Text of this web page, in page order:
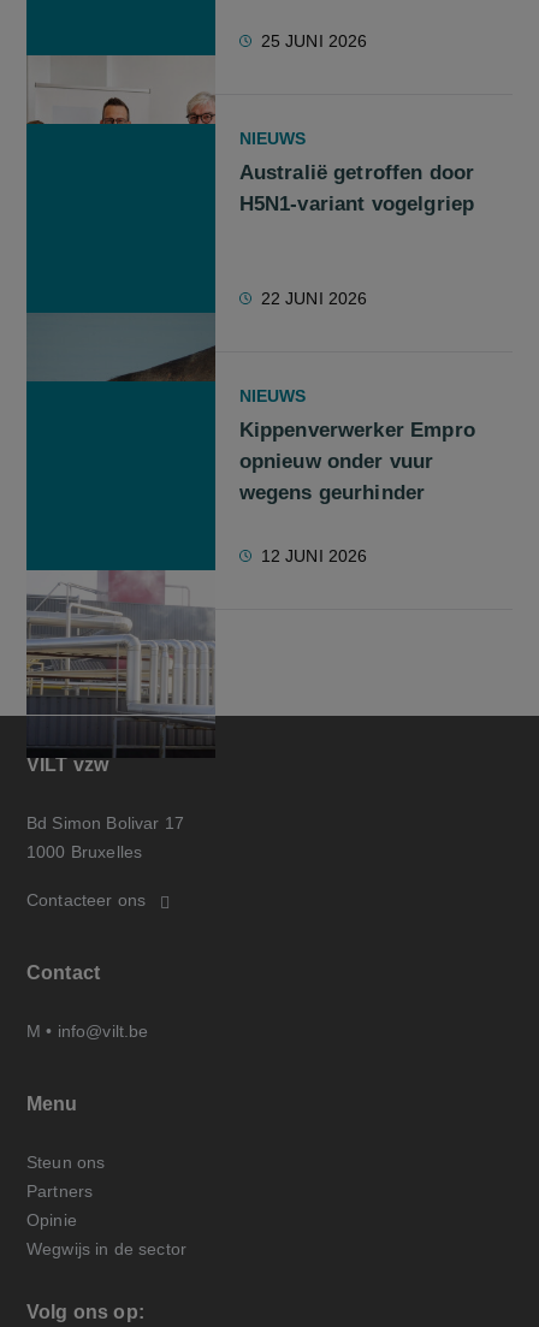
25 JUNI 2026
NIEUWS
Australië getroffen door
H5N1-variant vogelgriep
22 JUNI 2026
NIEUWS
Kippenverwerker Empro
opnieuw onder vuur
wegens geurhinder
12 JUNI 2026
VILT vzw
Bd Simon Bolivar 17
1000 Bruxelles
Contacteer ons
Contact
M • info@vilt.be
Menu
Steun ons
Partners
Opinie
Wegwijs in de sector
Volg ons op: